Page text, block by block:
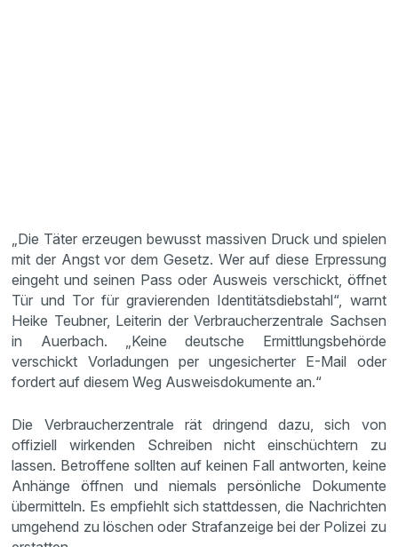
„Die Täter erzeugen bewusst massiven Druck und spielen
mit der Angst vor dem Gesetz. Wer auf diese Erpressung
eingeht und seinen Pass oder Ausweis verschickt, öffnet
Tür und Tor für gravierenden Identitätsdiebstahl“, warnt
Heike Teubner, Leiterin der Verbraucherzentrale Sachsen
in Auerbach. „Keine deutsche Ermittlungsbehörde
verschickt Vorladungen per ungesicherter E-Mail oder
fordert auf diesem Weg Ausweisdokumente an.“
Die Verbraucherzentrale rät dringend dazu, sich von
offiziell wirkenden Schreiben nicht einschüchtern zu
lassen. Betroffene sollten auf keinen Fall antworten, keine
Anhänge öffnen und niemals persönliche Dokumente
übermitteln. Es empfiehlt sich stattdessen, die Nachrichten
umgehend zu löschen oder Strafanzeige bei der Polizei zu